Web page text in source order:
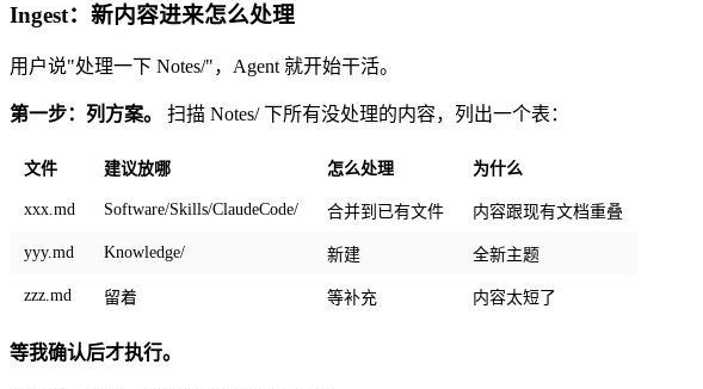
Ingest：新内容进来怎么处理
用户说"处理一下 Notes/"，Agent 就开始干活。
第一步：列方案。 扫描 Notes/ 下所有没处理的内容，列出一个表：
文件 建议放哪 怎么处理 为什么
xxx.md Software/Skills/ClaudeCode/ 合并到已有文件 内容跟现有文档重叠
yyy.md Knowledge/ 新建 全新主题
zzz.md 留着 等补充 内容太短了
等我确认后才执行。